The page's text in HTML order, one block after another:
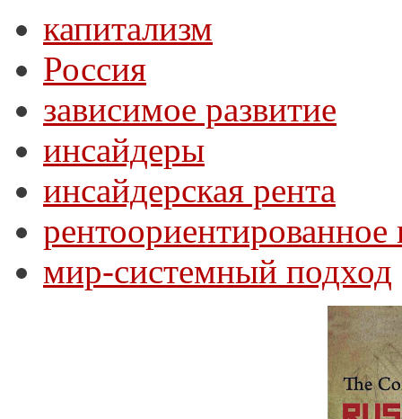
капитализм
Россия
зависимое развитие
инсайдеры
инсайдерская рента
рентоориентированное
мир-системный подход